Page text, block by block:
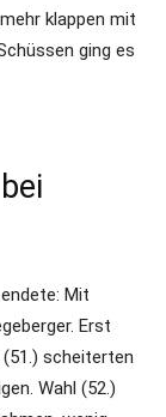
klappen mit
ging es
Mit
Erst
(51.) scheiterten
Wahl (52.)